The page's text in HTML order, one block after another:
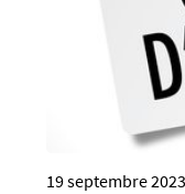
19 septembre 2023